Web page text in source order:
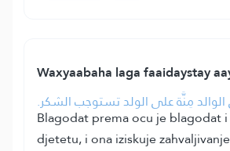
Waxyaabaha laga faaidaystay
الوالد مِنَّة على الولد تستوجب الشكر.
Blagodat prema ocu je blagodat
djetetu, i ona iziskuje